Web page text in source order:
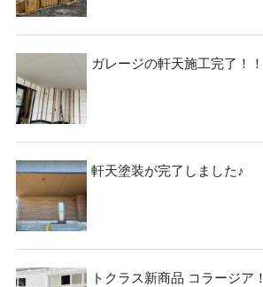
ガレージの軒天施工完了！！
軒天塗装が完了しました♪
トクラス新商品 コラージア！